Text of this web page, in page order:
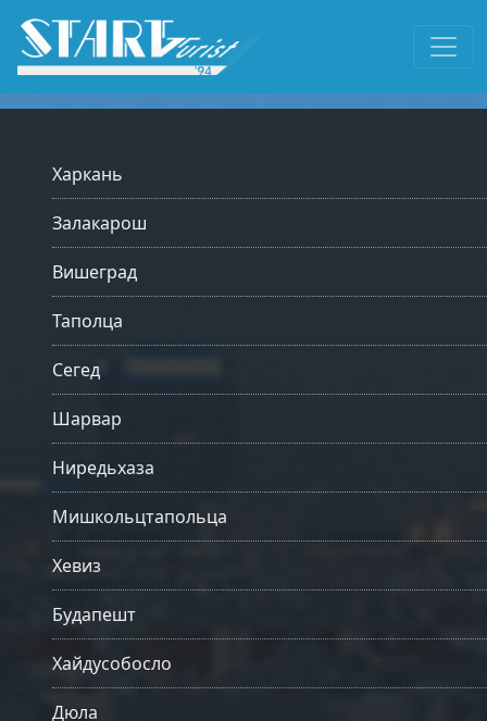
Харкань
Залакарош
Вишеград
Таполца
Сегед
Шарвар
Ниредьхаза
Мишкольцтапольца
Хевиз
Будапешт
Хайдусобосло
Дюла